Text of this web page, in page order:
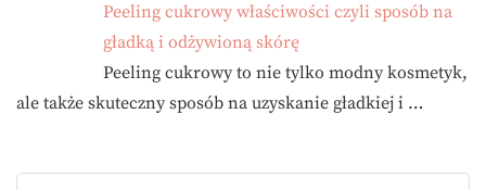
Peeling cukrowy właściwości czyli sposób na
gładką i odżywioną skórę
Peeling cukrowy to nie tylko modny kosmetyk,
ale także skuteczny sposób na uzyskanie gładkiej i …